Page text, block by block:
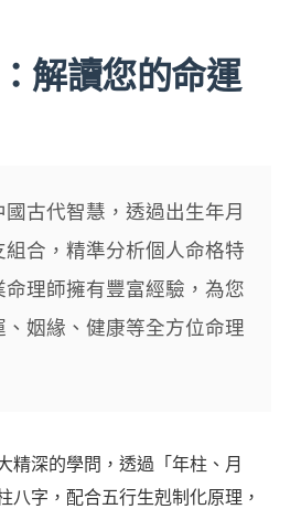
解讀您的命運
古代智慧，透過出生年月
組合，精準分析個人命格特
理師擁有豐富經驗，為您
姻緣、健康等全方位命理
精深的學問，透過「年柱、月
八字，配合五行生剋制化原理，